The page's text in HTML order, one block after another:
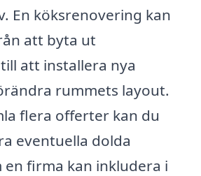
En köksrenovering kan
att byta ut
att installera nya
rummets layout.
flera offerter kan du
eventuella dolda
en firma kan inkludera i